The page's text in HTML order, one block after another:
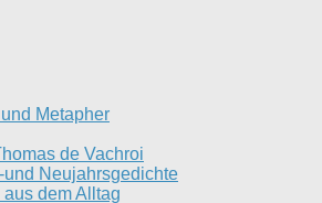
Metapher
de Vachroi
Neujahrsgedichte
dem Alltag